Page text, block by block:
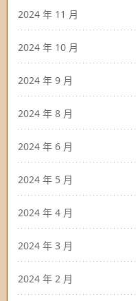
2024 年 11 月
2024 年 10 月
2024 年 9 月
2024 年 8 月
2024 年 6 月
2024 年 5 月
2024 年 4 月
2024 年 3 月
2024 年 2 月